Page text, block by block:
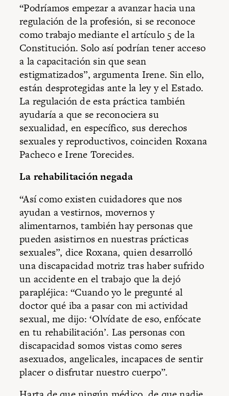
“Podríamos empezar a avanzar hacia una
regulación de la profesión, si se reconoce
como trabajo mediante el artículo 5 de la
Constitución. Solo así podrían tener acceso
a la capacitación sin que sean
estigmatizados”, argumenta Irene. Sin ello,
están desprotegidas ante la ley y el Estado.
La regulación de esta práctica también
ayudaría a que se reconociera su
sexualidad, en específico, sus derechos
sexuales y reproductivos, coinciden Roxana
Pacheco e Irene Torecides.
La rehabilitación negada
“Así como existen cuidadores que nos
ayudan a vestirnos, movernos y
alimentarnos, también hay personas que
pueden asistirnos en nuestras prácticas
sexuales”, dice Roxana, quien desarrolló
una discapacidad motriz tras haber sufrido
un accidente en el trabajo que la dejó
parapléjica: “Cuando yo le pregunté al
doctor qué iba a pasar con mi actividad
sexual, me dijo: ‘Olvídate de eso, enfócate
en tu rehabilitación’. Las personas con
discapacidad somos vistas como seres
asexuados, angelicales, incapaces de sentir
placer o disfrutar nuestro cuerpo”.